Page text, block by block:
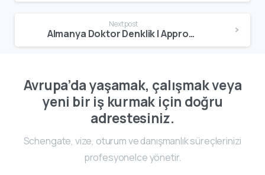
Next post
Almanya Doktor Denklik | Approbation ve Çalışma Süreci
Avrupa’da yaşamak, çalışmak veya
yeni bir iş kurmak için doğru
adrestesiniz.
Schengate, vize, oturum ve danışmanlık süreçlerinizi
profesyonelce yönetir.